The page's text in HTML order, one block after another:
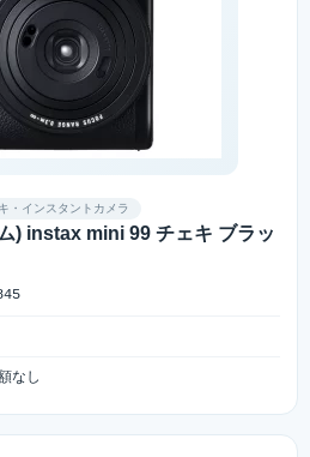
・インスタントカメラ
) instax mini 99 チェキ ブラッ
なし